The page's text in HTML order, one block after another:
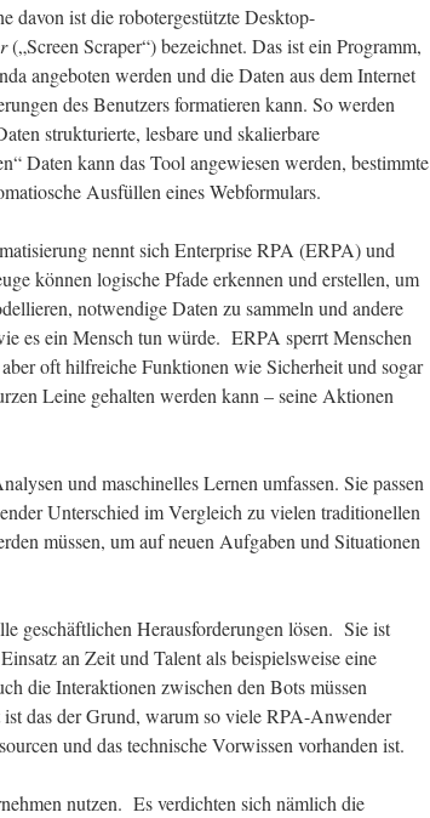
davon ist die robotergestützte Desktop-
(„Screen Scraper“) bezeichnet. Das ist ein Programm,
angeboten werden und die Daten aus dem Internet
des Benutzers formatieren kann. So werden
strukturierte, lesbare und skalierbare
Daten kann das Tool angewiesen werden, bestimmte
Ausfüllen eines Webformulars.
nennt sich Enterprise RPA (ERPA) und
können logische Pfade erkennen und erstellen, um
notwendige Daten zu sammeln und andere
es ein Mensch tun würde. ERPA sperrt Menschen
oft hilfreiche Funktionen wie Sicherheit und sogar
Leine gehalten werden kann – seine Aktionen
und maschinelles Lernen umfassen. Sie passen
Unterschied im Vergleich zu vielen traditionellen
müssen, um auf neuen Aufgaben und Situationen
geschäftlichen Herausforderungen lösen. Sie ist
an Zeit und Talent als beispielsweise eine
die Interaktionen zwischen den Bots müssen
das der Grund, warum so viele RPA-Anwender
und das technische Vorwissen vorhanden ist.
nutzen. Es verdichten sich nämlich die